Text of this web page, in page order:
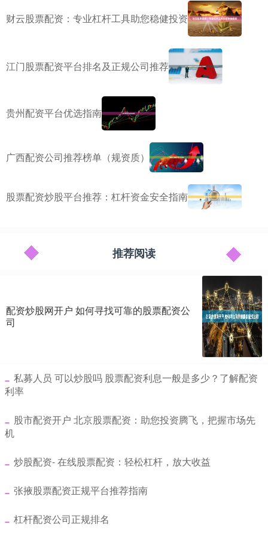
财云股票配资：专业杠杆工具助您稳健投资
江门股票配资平台排名及正规公司推荐
贵州配资平台优选指南
广西配资公司推荐榜单（规资质）
股票配资炒股平台推荐：杠杆资金安全指南
推荐阅读
配资炒股网开户 如何寻找可靠的股票配资公
司
​私募人员 可以炒股吗 股票配资利息一般是多少？了解配资
利率
​股市配资开户 北京股票配资：助您投资腾飞，把握市场先
机
​炒股配资- 在线股票配资：轻松杠杆，放大收益
​张掖股票配资正规平台推荐指南
​杠杆配资公司正规排名